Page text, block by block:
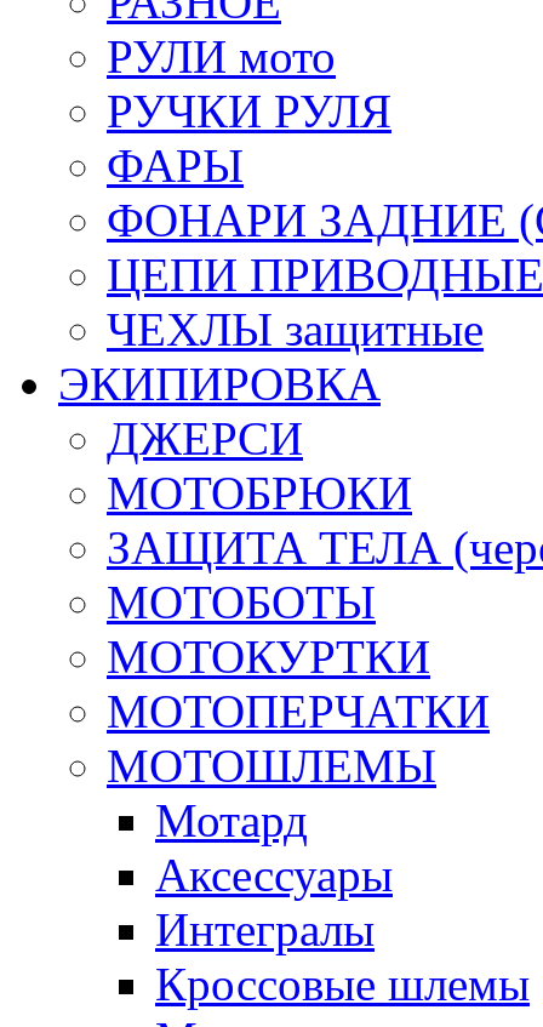
РУЛИ мото
РУЧКИ РУЛЯ
ФАРЫ
ФОНАРИ ЗАДНИЕ
ЦЕПИ ПРИВОДНЫЕ
ЧЕХЛЫ защитные
ЭКИПИРОВКА
ДЖЕРСИ
МОТОБРЮКИ
ЗАЩИТА ТЕЛА
МОТОБОТЫ
МОТОКУРТКИ
МОТОПЕРЧАТКИ
МОТОШЛЕМЫ
Мотард
Аксессуары
Интегралы
Кроссовые шлемы